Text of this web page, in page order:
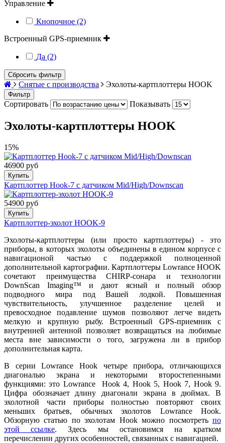
Управление
Кнопочное (2)
Встроенный GPS-приемник
Да (2)
Сбросить фильтр
Снятые с производства Эхолоты-картплоттеры HOOK
Фильтр
Сортировать Показывать
Эхолоты-картплоттеры HOOK
15%
46900 руб
Купить
Картплоттер Hook-7 с датчиком Mid/High/Downscan
54900 руб
Купить
Картплоттер-эхолот HOOK-9
Эхолоты-картплоттеры (или просто картплоттеры) - это
приборы, в которых эхолоты объединены в едином корпусе с
навигационой частью с поддержкой полноценной
дополнительной картографии. Картплоттеры Lowrance HOOK
сочетают преимущества CHIRP-сонара и технологии
DownScan Imaging™ и дают ясный и полный обзор
подводного мира под Вашей лодкой. Повышенная
чувствительность, улучшенное разделение целей и
превосходное подавление шумов позволяют легче видеть
мелкую и крупную рыбу. Встроенный GPS-приемник с
внутренней антенной позволяет возвращаться на любимые
места вне зависимости о того, загружена ли в прибор
дополнительная карта.
В серии Lowrance Hook четыре прибора, отличающихся
диагональю экрана и некоторыми второстепенными
функциями: это Lowrance Hook 4, Hook 5, Hook 7, Hook 9.
Цифра обозначает длину диагонали экрана в дюймах. В
эхолотной части приборы полностью повторяют своих
меньших братьев, обычных эхолотов Lowrance Hook.
Обзорную статью по эхолотам Hook можно посмотреть по
этой ссылке. Здесь мы остановимся на кратком
перечислении других особенностей, связанных с навигацией.